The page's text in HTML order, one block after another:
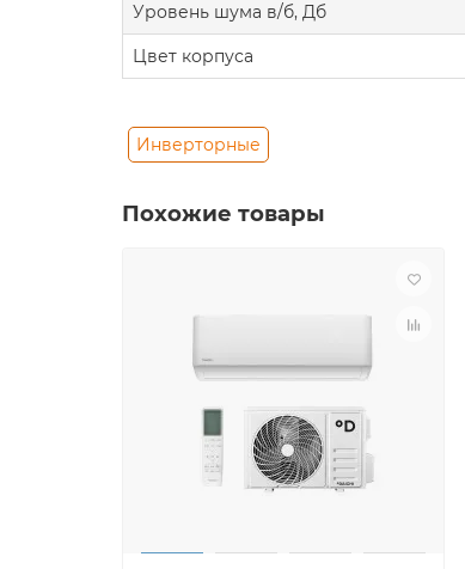
Уровень шума в/б, Дб
Цвет корпуса
Инверторные
Похожие товары